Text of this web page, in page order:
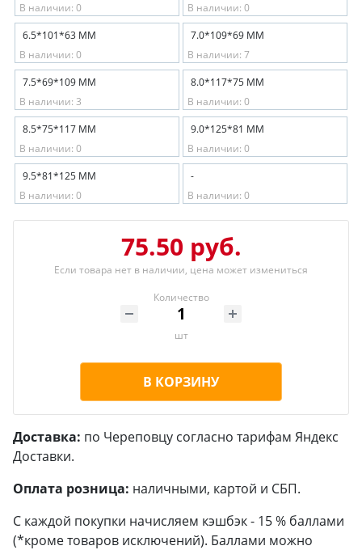
В наличии: 0
В наличии: 0
6.5*101*63 ММ
В наличии: 0
7.0*109*69 ММ
В наличии: 7
7.5*69*109 ММ
В наличии: 3
8.0*117*75 ММ
В наличии: 0
8.5*75*117 ММ
В наличии: 0
9.0*125*81 ММ
В наличии: 0
9.5*81*125 ММ
В наличии: 0
-
В наличии: 0
75.50 руб.
Если товара нет в наличии, цена может измениться
Количество
шт
В КОРЗИНУ
Доставка: по Череповцу согласно тарифам Яндекс
Доставки.
Оплата розница: наличными, картой и СБП.
С каждой покупки начисляем кэшбэк - 15 % баллами
(*кроме товаров исключений). Баллами можно